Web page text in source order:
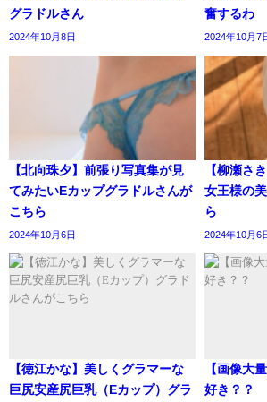
グラドルさん
2024年10月8日
奮するわ
2024年10月7
【北向珠夕】前張り写真集が見
てみたいEカップグラドルさんが
こちら
2024年10月6日
【柳瀬さ
女王様の
ら
2024年10月6
【徳江かな】美しくグラマーな
巨尻安産尻巨乳（Eカップ）グラ
【画像大
好き？？